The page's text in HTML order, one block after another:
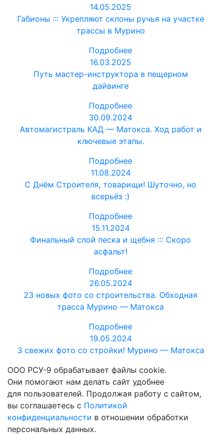
14.05.2025
Габионы ::: Укрепляют склоны ручья на участке
трассы в Мурино
Подробнее
16.03.2025
Путь мастер-инструктора в пещерном
дайвинге
Подробнее
30.09.2024
Автомагистраль КАД — Матокса. Ход работ и
ключевые этапы.
Подробнее
11.08.2024
С Днём Строителя, товарищи! Шуточно, но
всерьёз :)
Подробнее
15.11.2024
Финальный слой песка и щебня ::: Скоро
асфальт!
Подробнее
26.05.2024
23 новых фото со строительства. Обходная
трасса Мурино — Матокса
Подробнее
19.05.2024
3 свежих фото со стройки! Мурино — Матокса
ООО РСУ-9 обрабатывает файлы cookie.
Они помогают нам делать сайт удобнее
для пользователей. Продолжая работу с сайтом,
вы соглашаетесь с Политикой
конфиденциальности в отношении обработки
персональных данных.